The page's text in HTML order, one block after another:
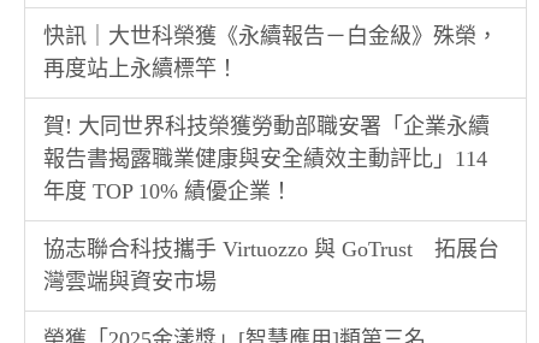
快訊｜大世科榮獲《永續報告－白金級》殊榮，
再度站上永續標竿！
賀! 大同世界科技榮獲勞動部職安署「企業永續
報告書揭露職業健康與安全績效主動評比」114
年度 TOP 10% 績優企業！
協志聯合科技攜手 Virtuozzo 與 GoTrust 拓展台
灣雲端與資安市場